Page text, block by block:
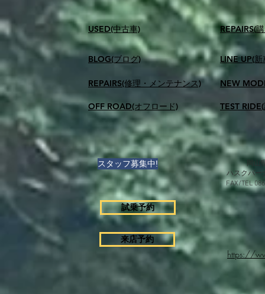
USED(中古車)
BLOG(ブログ)
REPAIRS(修理・メンテナンス)
OFF ROAD(オフロード)
​REPAIRS(
LINE UP(
NEW
TEST
スタッフ募集中!
試乗予約
来店予約
岡山
ハスクバー
FAX/TEL
https://